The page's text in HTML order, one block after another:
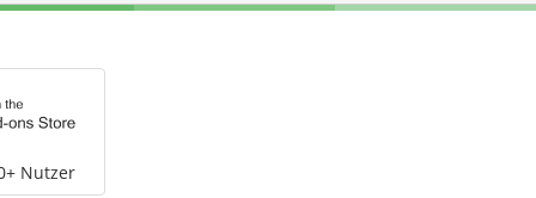
Nutzer